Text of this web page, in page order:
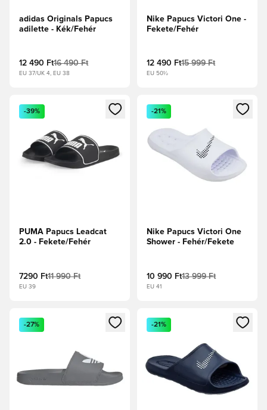
adidas Originals Papucs
adilette - Kék/Fehér
12 490 Ft16 490 Ft
EU 37/UK 4, EU 38
Nike Papucs Victori One -
Fekete/Fehér
12 490 Ft15 999 Ft
EU 50½
Megnyit egy modált a bejelentkezéshez vagy a tagként
-39%
PUMA Papucs Leadcat
2.0 - Fekete/Fehér
7290 Ft11 990 Ft
EU 39
Megnyit egy modált a
-21%
Nike Papucs Victori One
Shower - Fehér/Fekete
10 990 Ft13 999 Ft
EU 41
Megnyit egy modált a bejelentkezéshez vagy a tagként
-27%
Megnyit egy modált a
-21%